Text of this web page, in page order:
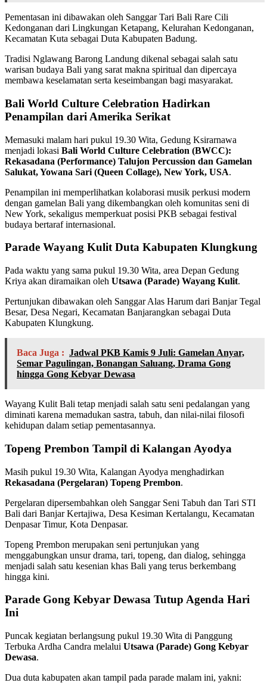
Pementasan ini dibawakan oleh Sanggar Tari Bali Rare Cili
Kedonganan dari Lingkungan Ketapang, Kelurahan Kedonganan,
Kecamatan Kuta sebagai Duta Kabupaten Badung.
Tradisi Nglawang Barong Landung dikenal sebagai salah satu
warisan budaya Bali yang sarat makna spiritual dan dipercaya
membawa keselamatan serta keseimbangan bagi masyarakat.
Bali World Culture Celebration Hadirkan
Penampilan dari Amerika Serikat
Memasuki malam hari pukul 19.30 Wita, Gedung Ksirarnawa
menjadi lokasi Bali World Culture Celebration (BWCC):
Rekasadana (Performance) Talujon Percussion dan Gamelan
Salukat, Yowana Sari (Queen Collage), New York, USA.
Penampilan ini memperlihatkan kolaborasi musik perkusi modern
dengan gamelan Bali yang dikembangkan oleh komunitas seni di
New York, sekaligus memperkuat posisi PKB sebagai festival
budaya bertaraf internasional.
Parade Wayang Kulit Duta Kabupaten Klungkung
Pada waktu yang sama pukul 19.30 Wita, area Depan Gedung
Kriya akan diramaikan oleh Utsawa (Parade) Wayang Kulit.
Pertunjukan dibawakan oleh Sanggar Alas Harum dari Banjar Tegal
Besar, Desa Negari, Kecamatan Banjarangkan sebagai Duta
Kabupaten Klungkung.
Baca Juga : Jadwal PKB Kamis 9 Juli: Gamelan Anyar,
Semar Pagulingan, Bonangan Saluang, Drama Gong
hingga Gong Kebyar Dewasa
Wayang Kulit Bali tetap menjadi salah satu seni pedalangan yang
diminati karena memadukan sastra, tabuh, dan nilai-nilai filosofi
kehidupan dalam setiap pementasannya.
Topeng Prembon Tampil di Kalangan Ayodya
Masih pukul 19.30 Wita, Kalangan Ayodya menghadirkan
Rekasadana (Pergelaran) Topeng Prembon.
Pergelaran dipersembahkan oleh Sanggar Seni Tabuh dan Tari STI
Bali dari Banjar Kertajiwa, Desa Kesiman Kertalangu, Kecamatan
Denpasar Timur, Kota Denpasar.
Topeng Prembon merupakan seni pertunjukan yang
menggabungkan unsur drama, tari, topeng, dan dialog, sehingga
menjadi salah satu kesenian khas Bali yang terus berkembang
hingga kini.
Parade Gong Kebyar Dewasa Tutup Agenda Hari
Ini
Puncak kegiatan berlangsung pukul 19.30 Wita di Panggung
Terbuka Ardha Candra melalui Utsawa (Parade) Gong Kebyar
Dewasa.
Dua duta kabupaten akan tampil pada parade malam ini, yakni: